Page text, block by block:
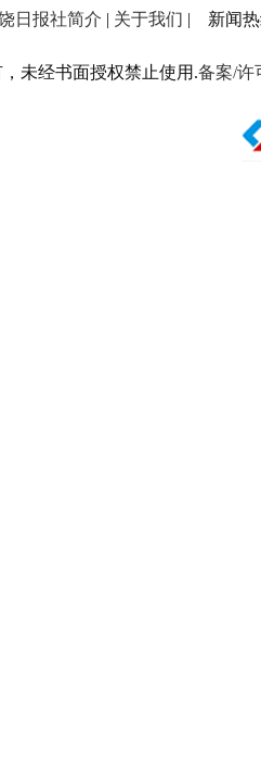
饶日报社简介 | 关于我们 | 新闻热
，未经书面授权禁止使用.备案/许